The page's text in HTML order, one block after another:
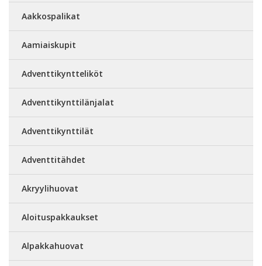
Aakkospalikat
Aamiaiskupit
Adventtikyntteliköt
Adventtikynttilänjalat
Adventtikynttilät
Adventtitähdet
Akryylihuovat
Aloituspakkaukset
Alpakkahuovat